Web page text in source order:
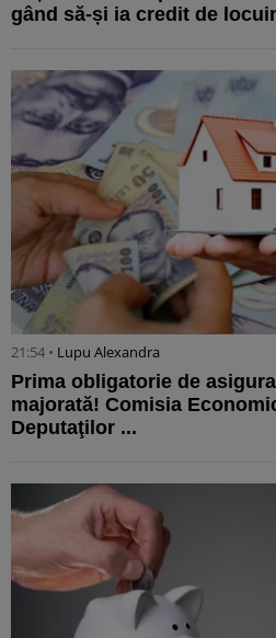
gând să-și ia credit de
21:54 • Lupu Alexandra
Prima obligatorie de
majorată! Comisia
Deputaţilor ...